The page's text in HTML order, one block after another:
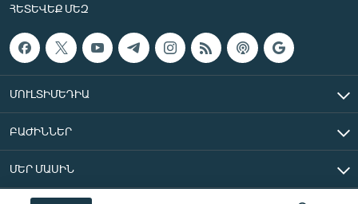
ՀԵՏԵՎԵՔ ՄԵԶ
ՄՈՒԼՏԻՄԵԴԻԱ
ԲԱԺԻՆՆԵՐ
ՄԵՐ ՄԱՍԻՆ